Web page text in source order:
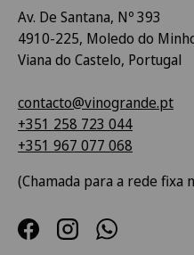
Av. De Santana, Nº 393
4910-225, Moledo do
Viana do Castelo, Portugal
contacto@vinogrande.pt
+351 258 723 044
+351 967 077 068
(Chamada para a rede fixa
FacebookInstagramWhatsApp